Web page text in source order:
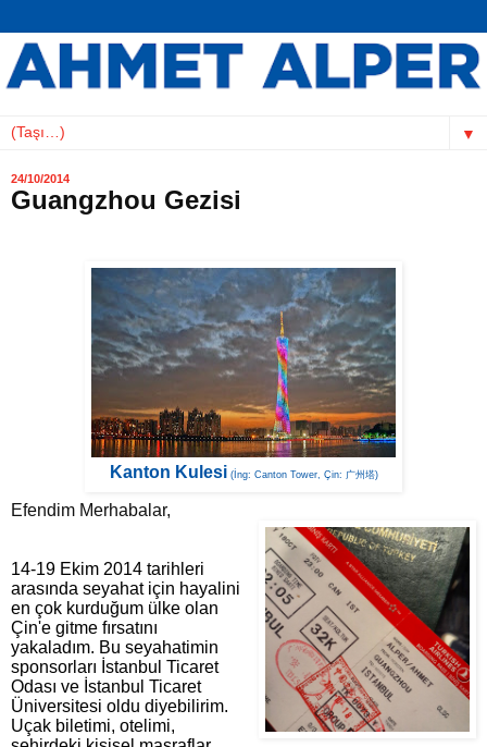
▼
24/10/2014
Guangzhou Gezisi
Kanton Kulesi (İng: Canton Tower, Çin: 广州塔)
Efendim Merhabalar,
14-19 Ekim 2014 tarihleri
arasında seyahat için hayalini
en çok kurduğum ülke olan
Çin'e gitme fırsatını
yakaladım. Bu seyahatimin
sponsorları İstanbul Ticaret
Odası ve İstanbul Ticaret
Üniversitesi oldu diyebilirim.
Uçak biletimi, otelimi,